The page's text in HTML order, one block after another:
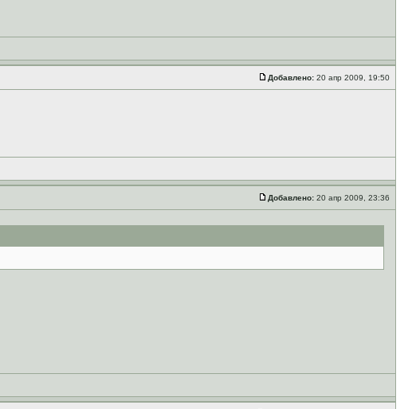
Добавлено: 20 апр 2009, 19:50
Добавлено: 20 апр 2009, 23:36